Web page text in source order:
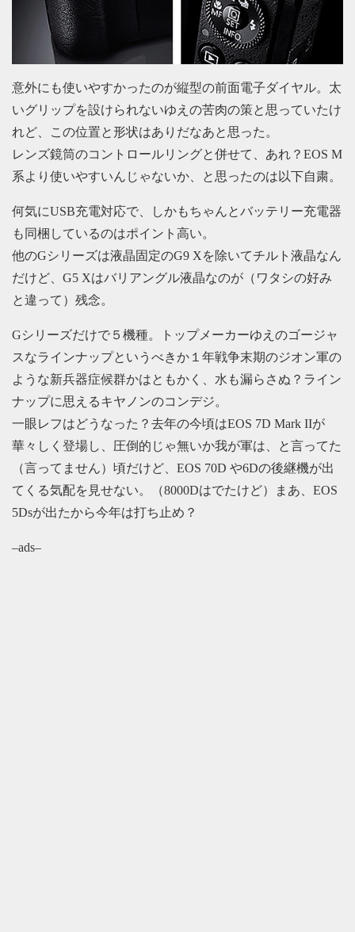
意外にも使いやすかったのが縦型の前面電子ダイヤル。太
いグリップを設けられないゆえの苦肉の策と思っていたけ
れど、この位置と形状はありだなあと思った。
レンズ鏡筒のコントロールリングと併せて、あれ？EOS M
系より使いやすいんじゃないか、と思ったのは以下自粛。
何気にUSB充電対応で、しかもちゃんとバッテリー充電器
も同梱しているのはポイント高い。
他のGシリーズは液晶固定のG9 Xを除いてチルト液晶なん
だけど、G5 Xはバリアングル液晶なのが（ワタシの好み
と違って）残念。
Gシリーズだけで５機種。トップメーカーゆえのゴージャ
スなラインナップというべきか１年戦争末期のジオン軍の
ような新兵器症候群かはともかく、水も漏らさぬ？ライン
ナップに思えるキヤノンのコンデジ。
一眼レフはどうなった？去年の今頃はEOS 7D Mark IIが
華々しく登場し、圧倒的じゃ無いか我が軍は、と言ってた
（言ってません）頃だけど、EOS 70D や6Dの後継機が出
てくる気配を見せない。（8000Dはでたけど）まあ、EOS
5Dsが出たから今年は打ち止め？
–ads–